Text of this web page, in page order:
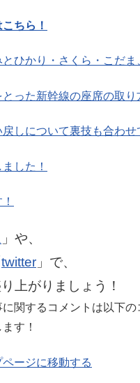
ちら！
ひかり・さくら・こだ
った新幹線の座席の取り
しについて裏技も合わせ
した！
」や、
twitter 」で、
上がりましょう！
関するコメントは以下
す！
ージに移動する